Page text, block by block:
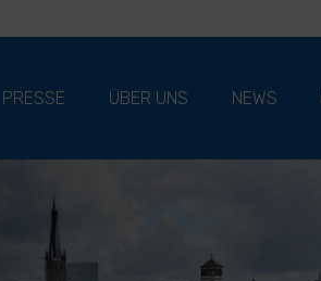
PRESSE ÜBER UNS NEWS